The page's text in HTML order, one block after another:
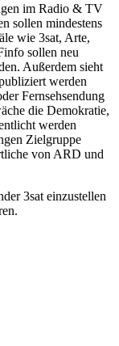
im Radio & TV
sollen mindestens
wie 3sat, Arte,
sollen neu
Außerdem sieht
werden
Fernsehsendung
die Demokratie,
werden
Zielgruppe
von ARD und
3sat einzustellen